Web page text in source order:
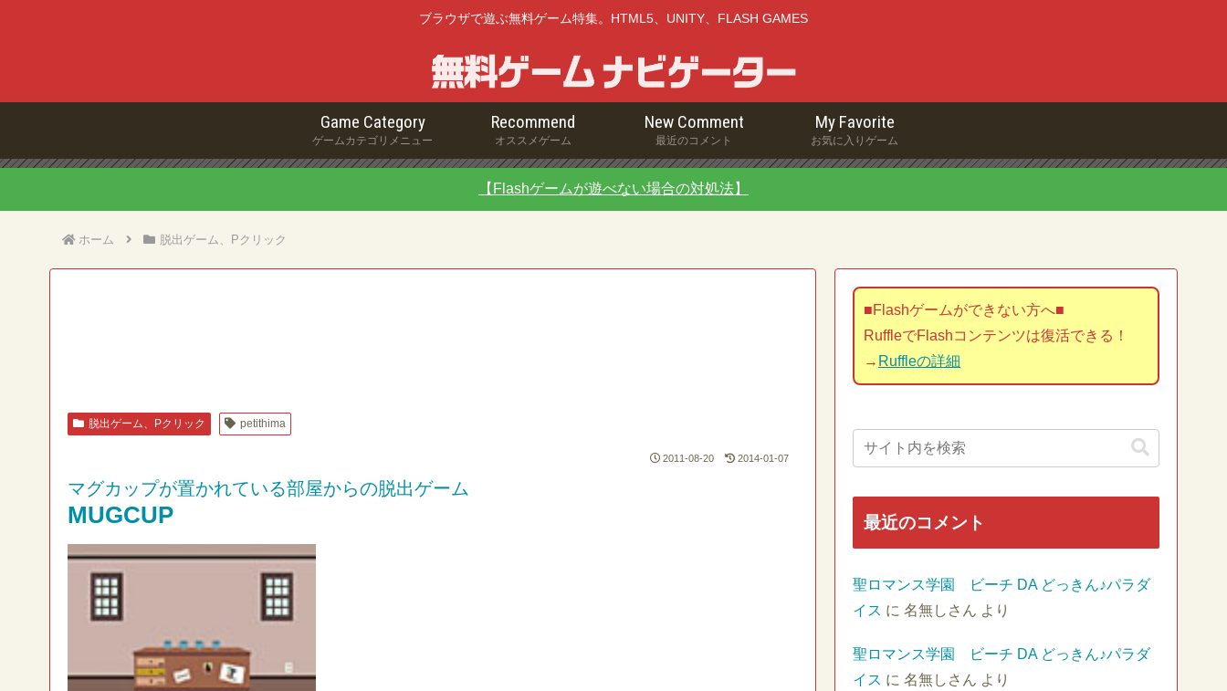
ブラウザで遊ぶ無料ゲーム特集。HTML5、UNITY、FLASH GAMES
Game Category
ゲームカテゴリメニュー
Recommend
オススメゲーム
New Comment
最近のコメント
My Favorite
お気に入りゲーム
【Flashゲームが遊べない場合の対処法】
ホーム 脱出ゲーム、Pクリック
脱出ゲーム、Pクリック petithima
2011-08-20 2014-01-07
マグカップが置かれている部屋からの脱出ゲーム
MUGCUP
■Flashゲームができない方へ■
RuffleでFlashコンテンツは復活できる！
→ Ruffleの詳細
最近のコメント
聖ロマンス学園 ビーチ DA どっきん♪パラダ
イス に 名無しさん より
聖ロマンス学園 ビーチ DA どっきん♪パラダ
イス に 名無しさん より